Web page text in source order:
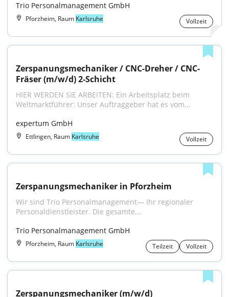
Trio Personalmanagement GmbH
Pforzheim, Raum Karlsruhe Vollzeit
Zerspanungsmechaniker / CNC-Dreher / CNC-
Fräser (m/w/d) 2-Schicht
HIER WERDEN SIE ARBEITEN: Ein Arbeitsplatz beim
Weltmarktführer: Unser Auftraggeber hat es vom...
expertum GmbH
Ettlingen, Raum Karlsruhe Vollzeit
Zerspanungsmechaniker in Pforzheim
Wir sind Trio Personalmanagement— Ihr regionaler
Personaldienstleister. Die gesamte...
Trio Personalmanagement GmbH
Pforzheim, Raum Karlsruhe Teilzeit Vollzeit
Zerspanungsmechaniker (m/w/d)